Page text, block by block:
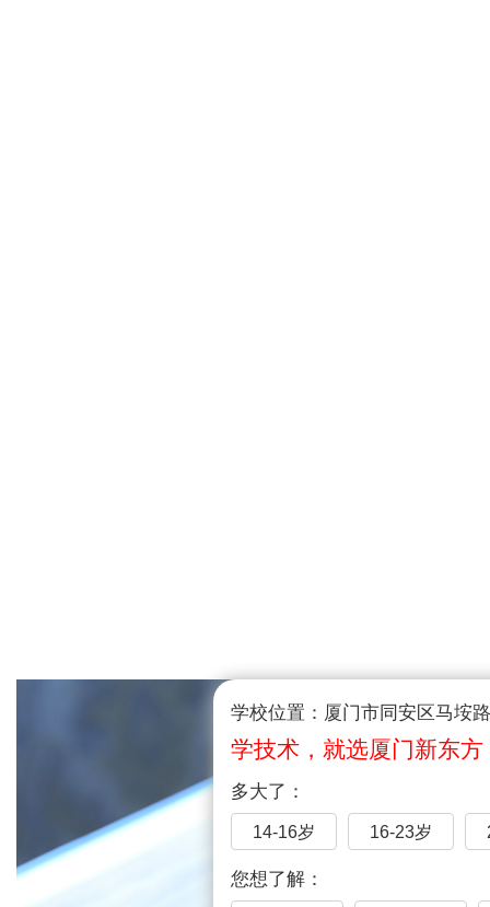
学校位置：厦门市同安区马垵
学技术，就选厦门新东方
多大了：
14-16岁 16-23岁
您想了解：